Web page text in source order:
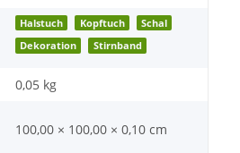
Halstuch Kopftuch
Schal
Dekoration
Stirnband
0,05 kg
100,00 × 100,00 × 0,10 cm